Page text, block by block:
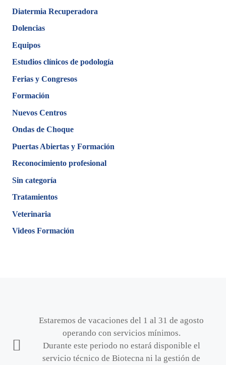
Diatermia Recuperadora
Dolencias
Equipos
Estudios clínicos de podología
Ferias y Congresos
Formación
Nuevos Centros
Ondas de Choque
Puertas Abiertas y Formación
Reconocimiento profesional
Sin categoría
Tratamientos
Veterinaria
Videos Formación
Estaremos de vacaciones del 1 al 31 de agosto
operando con servicios mínimos.
Durante este periodo no estará disponible el
servicio técnico de Biotecna ni la gestión de